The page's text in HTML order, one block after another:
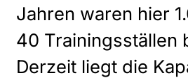
Jahren waren hier
40 Trainingsställen
Derzeit liegt die